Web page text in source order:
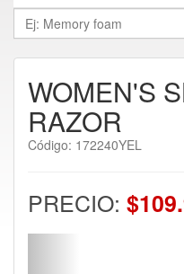
WOMEN'S
RAZOR
Código: 172240YEL
PRECIO: